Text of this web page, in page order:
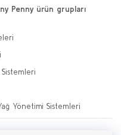
Penny ürün grupları
Yönetimi Sistemleri